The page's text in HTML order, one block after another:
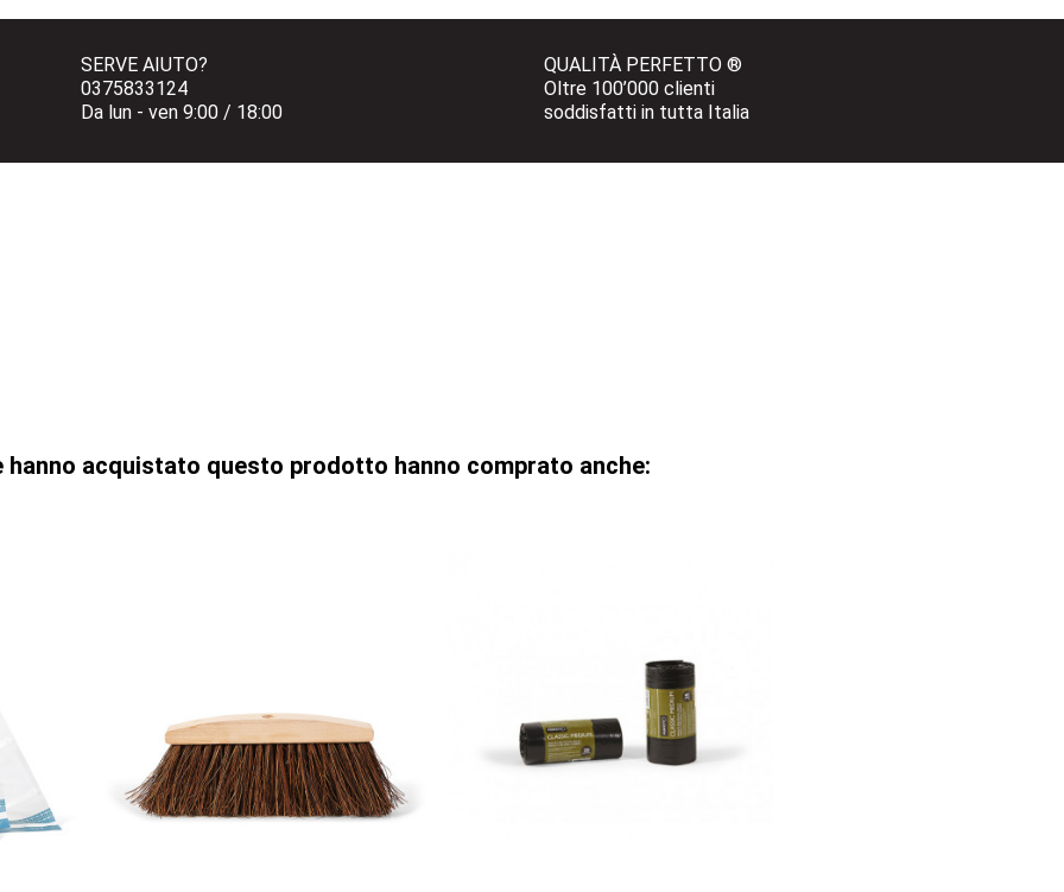
SERVE AIUTO?
0375833124
Da lun - ven 9:00 / 18:00
QUALITÀ PERFETTO ®
Oltre 100’000 clienti
soddisfatti in tutta Italia
hanno acquistato questo prodotto hanno comprato anche: